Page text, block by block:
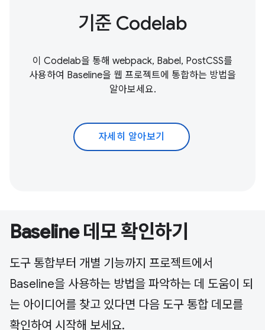
기준 Codelab
이 Codelab을 통해 webpack, Babel, PostCSS를
사용하여 Baseline을 웹 프로젝트에 통합하는 방법을
알아보세요.
자세히 알아보기
Baseline 데모 확인하기
도구 통합부터 개별 기능까지 프로젝트에서
Baseline을 사용하는 방법을 파악하는 데 도움이 되
는 아이디어를 찾고 있다면 다음 도구 통합 데모를
확인하여 시작해 보세요.